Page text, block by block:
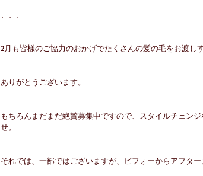
2月も皆様のご協力のおかげでたくさんの髪の毛をお渡し
ありがとうございます。
もちろんまだまだ絶賛募集中ですので、スタイルチェン
せ。
それでは、一部ではございますが、ビフォーからアフター